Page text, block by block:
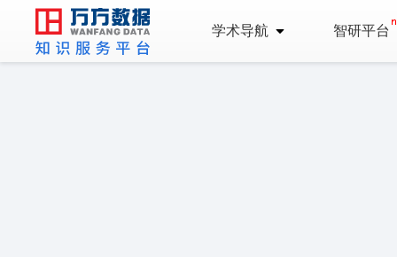
学术导航 智研平台